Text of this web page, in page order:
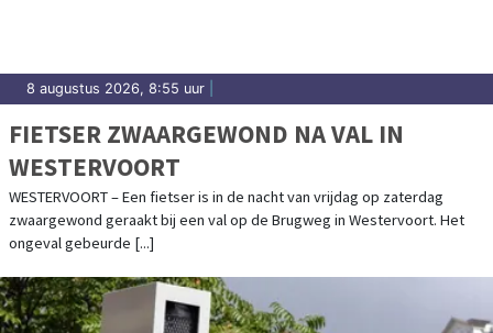
8 augustus 2026, 8:55 uur
FIETSER ZWAARGEWOND NA VAL IN
WESTERVOORT
WESTERVOORT – Een fietser is in de nacht van vrijdag op zaterdag
zwaargewond geraakt bij een val op de Brugweg in Westervoort. Het
ongeval gebeurde [...]